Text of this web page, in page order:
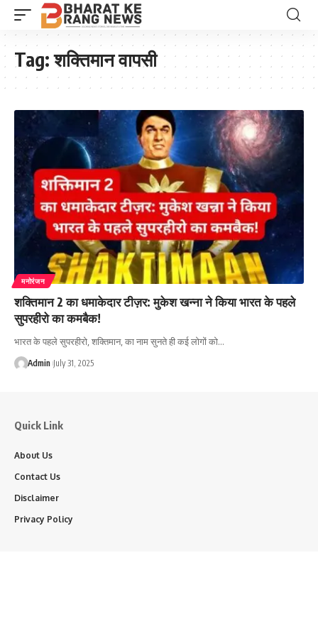
Tag:शक्तिमान वापसी
मनोरंजन
शक्तिमान 2 का धमाकेदार टीज़र: मुकेश खन्ना ने किया भारत के पहले
सुपरहीरो का कमबैक!
भारत के पहले सुपरहीरो, शक्तिमान, का नाम सुनते ही कई लोगों को…
Admin July 31, 2025
Quick Link
About Us
Contact Us
Disclaimer
Privacy Policy